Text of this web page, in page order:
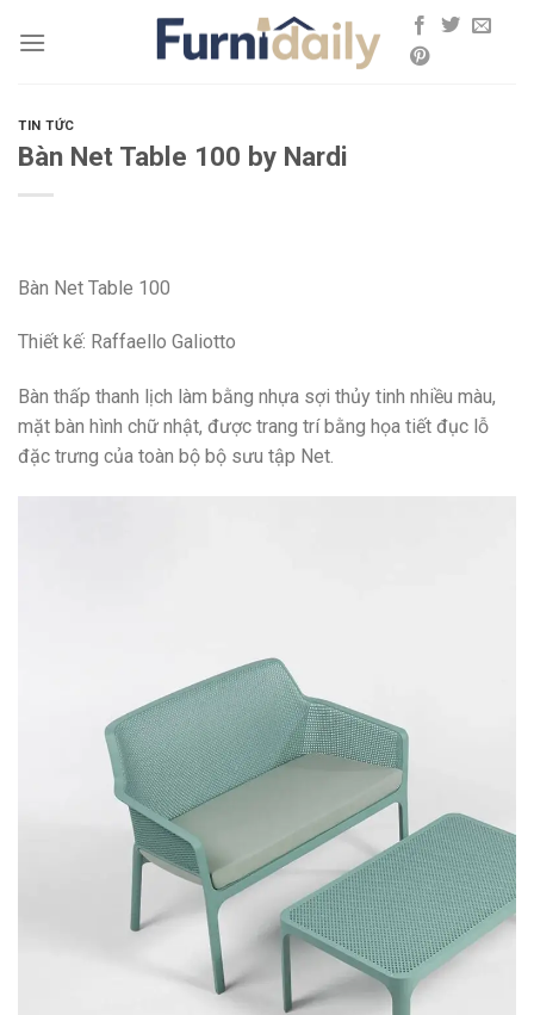
TIN TỨC
Bàn Net Table 100 by Nardi
Bàn Net Table 100
Thiết kế: Raffaello Galiotto
Bàn thấp thanh lịch làm bằng nhựa sợi thủy tinh nhiều màu,
mặt bàn hình chữ nhật, được trang trí bằng họa tiết đục lỗ
đặc trưng của toàn bộ bộ sưu tập Net.